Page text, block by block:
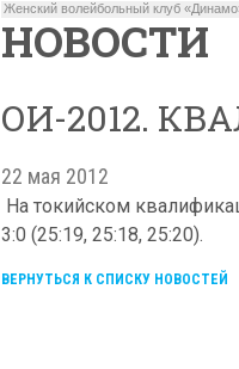
Женский волейбольный клуб
НОВОСТИ
ОИ-2012.
22 мая 2012
На токийском
3:0 (25:19, 25:18, 25:20).
ВЕРНУТЬСЯ К СПИСКУ НОВОСТЕЙ